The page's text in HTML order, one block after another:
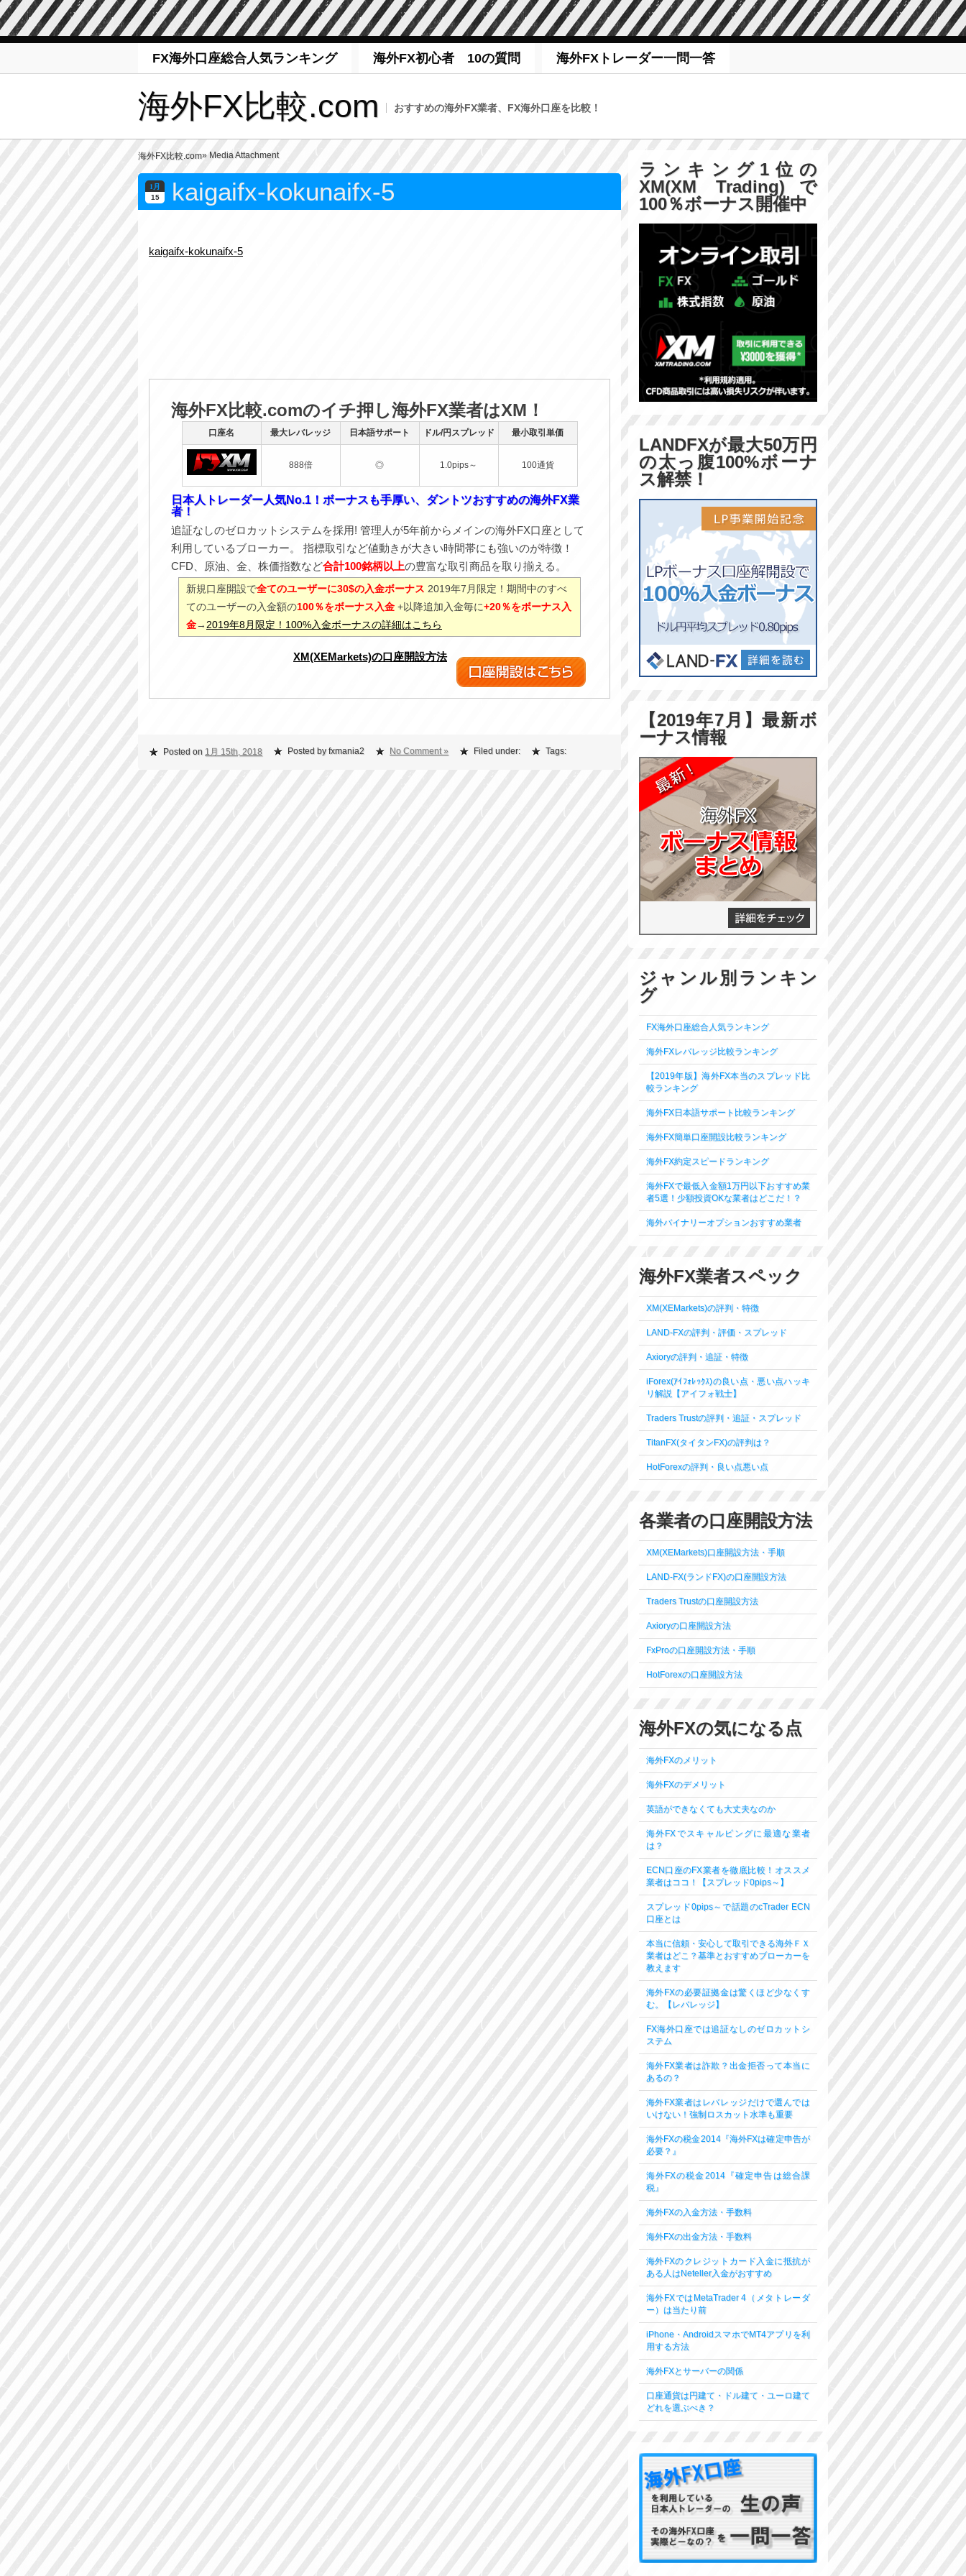
FX海外口座総合人気ランキング 海外FX初心者 10の質問 海外FXトレーダー一問一答
海外FX比較.com おすすめの海外FX業者、FX海外口座を比較！
海外FX比較.com» Media Attachment
1月
15 kaigaifx-kokunaifx-5
kaigaifx-kokunaifx-5
海外FX比較.comのイチ押し海外FX業者はXM！
口座名 最大レバレッジ 日本語サポート ドル/円スプレッド 最小取引単価
888倍 ◎ 1.0pips～ 100通貨
日本人トレーダー人気No.1！ボーナスも手厚い、ダントツおすすめの海外FX業
者！
追証なしのゼロカットシステムを採用! 管理人が5年前からメインの海外FX口座として
利用しているブローカー。 指標取引など値動きが大きい時間帯にも強いのが特徴！
CFD、原油、金、株価指数など合計100銘柄以上の豊富な取引商品を取り揃える。
新規口座開設で全てのユーザーに30$の入金ボーナス 2019年7月限定！期間中のすべ
てのユーザーの入金額の100％をボーナス入金 +以降追加入金毎に+20％をボーナス入
金→ 2019年8月限定！100%入金ボーナスの詳細はこちら
XM(XEMarkets)の口座開設方法
Posted on 1月 15th, 2018 Posted by fxmania2 No Comment » Filed under: Tags:
ランキング1位の
XM(XM Trading)で
100％ボーナス開催中
LANDFXが最大50万円
の太っ腹100%ボーナ
ス解禁！
【2019年7月】最新ボ
ーナス情報
ジャンル別ランキン
グ
FX海外口座総合人気ランキング
海外FXレバレッジ比較ランキング
【2019年版】海外FX本当のスプレッド比
較ランキング
海外FX日本語サポート比較ランキング
海外FX簡単口座開設比較ランキング
海外FX約定スピードランキング
海外FXで最低入金額1万円以下おすすめ業
者5選！少額投資OKな業者はどこだ！？
海外バイナリーオプションおすすめ業者
海外FX業者スペック
XM(XEMarkets)の評判・特徴
LAND-FXの評判・評価・スプレッド
Axioryの評判・追証・特徴
iForex(ｱｲﾌｫﾚｯｸｽ)の良い点・悪い点ハッキ
リ解説【アイフォ戦士】
Traders Trustの評判・追証・スプレッド
TitanFX(タイタンFX)の評判は？
HotForexの評判・良い点悪い点
各業者の口座開設方法
XM(XEMarkets)口座開設方法・手順
LAND-FX(ランドFX)の口座開設方法
Traders Trustの口座開設方法
Axioryの口座開設方法
FxProの口座開設方法・手順
HotForexの口座開設方法
海外FXの気になる点
海外FXのメリット
海外FXのデメリット
英語ができなくても大丈夫なのか
海外FXでスキャルピングに最適な業者
は？
ECN口座のFX業者を徹底比較！オススメ
業者はココ！【スプレッド0pips～】
スプレッド0pips～で話題のcTrader ECN
口座とは
本当に信頼・安心して取引できる海外ＦＸ
業者はどこ？基準とおすすめブローカーを
教えます
海外FXの必要証拠金は驚くほど少なくす
む。【レバレッジ】
FX海外口座では追証なしのゼロカットシ
ステム
海外FX業者は詐欺？出金拒否って本当に
あるの？
海外FX業者はレバレッジだけで選んでは
いけない！強制ロスカット水準も重要
海外FXの税金2014『海外FXは確定申告が
必要？』
海外FXの税金2014『確定申告は総合課
税』
海外FXの入金方法・手数料
海外FXの出金方法・手数料
海外FXのクレジットカード入金に抵抗が
ある人はNeteller入金がおすすめ
海外FXではMetaTrader 4（メタトレーダ
ー）は当たり前
iPhone・AndroidスマホでMT4アプリを利
用する方法
海外FXとサーバーの関係
口座通貨は円建て・ドル建て・ユーロ建て
どれを選ぶべき？